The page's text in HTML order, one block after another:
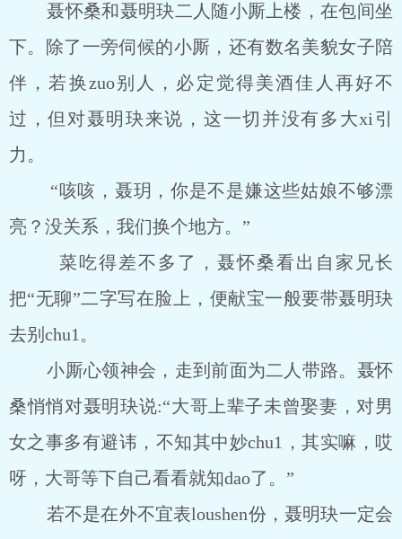
聂怀桑和聂明玦二人随小厮上楼，在包间坐
下。除了一旁伺候的小厮，还有数名美貌女子陪
伴，若换zuo别人，必定觉得美酒佳人再好不
过，但对聂明玦来说，这一切并没有多大xi引
力。
“咳咳，聂玥，你是不是嫌这些姑娘不够漂
亮？没关系，我们换个地方。”
菜吃得差不多了，聂怀桑看出自家兄长
把“无聊”二字写在脸上，便献宝一般要带聂明玦
去别chu1。
小厮心领神会，走到前面为二人带路。聂怀
桑悄悄对聂明玦说:“大哥上辈子未曾娶妻，对男
女之事多有避讳，不知其中妙chu1，其实嘛，哎
呀，大哥等下自己看看就知dao了。”
若不是在外不宜表loushen份，聂明玦一定会